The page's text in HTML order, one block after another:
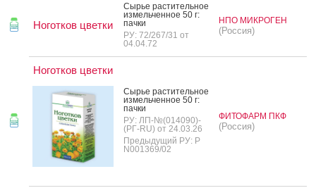
Ноготков цветки
Сырье рас­ти­тель­ное
из­мель­чен­ное 50 г:
пач­ки
РУ: 72/267/31 от
04.04.72
НПО МИКРОГЕН
(Россия)
Ноготков цветки
Сырье рас­ти­тель­ное
из­мель­чен­ное 50 г:
пач­ки
РУ: ЛП-№(014090)-
(РГ-RU) от 24.03.26
Предыдущий РУ: Р
N001369/02
ФИТОФАРМ ПКФ
(Россия)